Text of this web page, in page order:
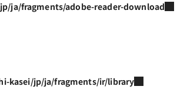
ja/fragments/adobe-reader-download
kasei/jp/ja/fragments/ir/library